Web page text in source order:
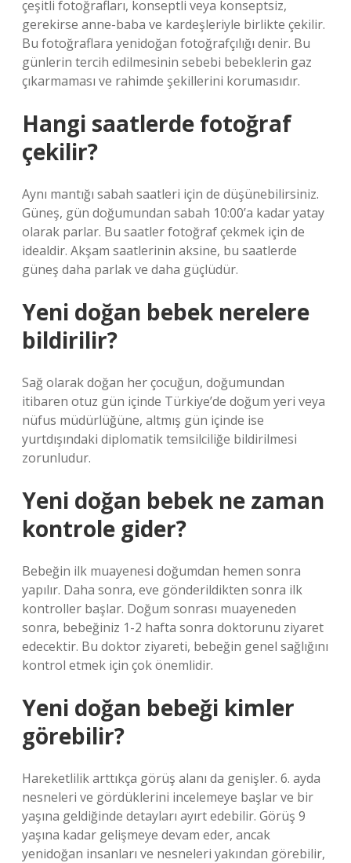
çeşitli fotoğrafları, konseptli veya konseptsiz,
gerekirse anne-baba ve kardeşleriyle birlikte çekilir.
Bu fotoğraflara yenidoğan fotoğrafçılığı denir. Bu
günlerin tercih edilmesinin sebebi bebeklerin gaz
çıkarmaması ve rahimde şekillerini korumasıdır.
Hangi saatlerde fotoğraf
çekilir?
Aynı mantığı sabah saatleri için de düşünebilirsiniz.
Güneş, gün doğumundan sabah 10:00’a kadar yatay
olarak parlar. Bu saatler fotoğraf çekmek için de
idealdir. Akşam saatlerinin aksine, bu saatlerde
güneş daha parlak ve daha güçlüdür.
Yeni doğan bebek nerelere
bildirilir?
Sağ olarak doğan her çocuğun, doğumundan
itibaren otuz gün içinde Türkiye’de doğum yeri veya
nüfus müdürlüğüne, altmış gün içinde ise
yurtdışındaki diplomatik temsilciliğe bildirilmesi
zorunludur.
Yeni doğan bebek ne zaman
kontrole gider?
Bebeğin ilk muayenesi doğumdan hemen sonra
yapılır. Daha sonra, eve gönderildikten sonra ilk
kontroller başlar. Doğum sonrası muayeneden
sonra, bebeğiniz 1-2 hafta sonra doktorunu ziyaret
edecektir. Bu doktor ziyareti, bebeğin genel sağlığını
kontrol etmek için çok önemlidir.
Yeni doğan bebeği kimler
görebilir?
Hareketlilik arttıkça görüş alanı da genişler. 6. ayda
nesneleri ve gördüklerini incelemeye başlar ve bir
yaşına geldiğinde detayları ayırt edebilir. Görüş 9
yaşına kadar gelişmeye devam eder, ancak
yenidoğan insanları ve nesneleri yakından görebilir,